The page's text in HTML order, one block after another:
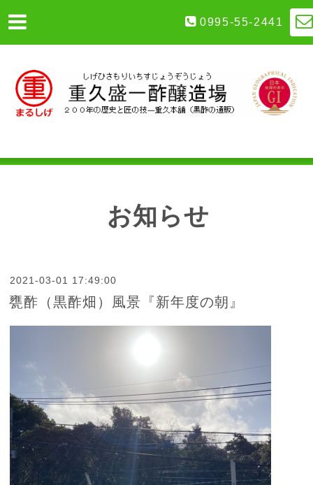
0995-55-2441
お知らせ
2021-03-01 17:49:00
甕酢（黒酢畑）風景『新年度の朝』